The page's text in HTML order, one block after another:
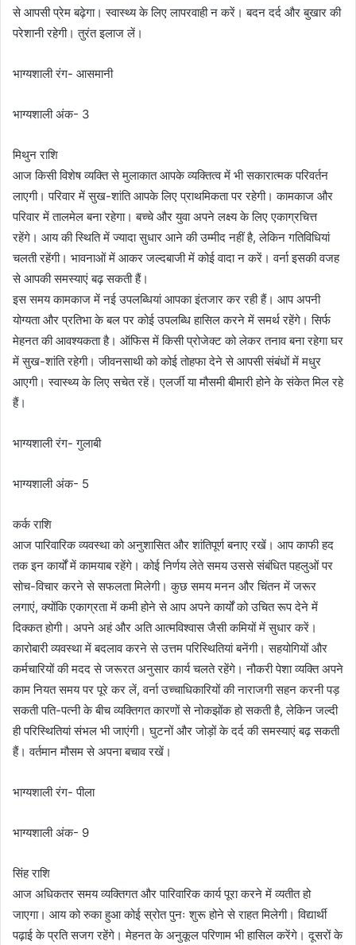
से आपसी प्रेम बढ़ेगा। स्वास्थ्य के लिए लापरवाही न करें। बदन दर्द और बुखार की
परेशानी रहेगी। तुरंत इलाज लें।
भाग्यशाली रंग- आसमानी
भाग्यशाली अंक- 3
मिथुन राशि
आज किसी विशेष व्यक्ति से मुलाकात आपके व्यक्तित्व में भी सकारात्मक परिवर्तन
लाएगी। परिवार में सुख-शांति आपके लिए प्राथमिकता पर रहेगी। कामकाज और
परिवार में तालमेल बना रहेगा। बच्चे और युवा अपने लक्ष्य के लिए एकाग्रचित्त
रहेंगे। आय की स्थिति में ज्यादा सुधार आने की उम्मीद नहीं है, लेकिन गतिविधियां
चलती रहेंगी। भावनाओं में आकर जल्दबाजी में कोई वादा न करें। वर्ना इसकी वजह
से आपकी समस्याएं बढ़ सकती हैं।
इस समय कामकाज में नई उपलब्धियां आपका इंतजार कर रही हैं। आप अपनी
योग्यता और प्रतिभा के बल पर कोई उपलब्धि हासिल करने में समर्थ रहेंगे। सिर्फ
मेहनत की आवश्यकता है। ऑफिस में किसी प्रोजेक्ट को लेकर तनाव बना रहेगा घर
में सुख-शांति रहेगी। जीवनसाथी को कोई तोहफा देने से आपसी संबंधों में मधुर
आएगी। स्वास्थ्य के लिए सचेत रहें। एलर्जी या मौसमी बीमारी होने के संकेत मिल रहे
हैं।
भाग्यशाली रंग- गुलाबी
भाग्यशाली अंक- 5
कर्क राशि
आज पारिवारिक व्यवस्था को अनुशासित और शांतिपूर्ण बनाए रखें। आप काफी हद
तक इन कार्यों में कामयाब रहेंगे। कोई निर्णय लेते समय उससे संबंधित पहलुओं पर
सोच-विचार करने से सफलता मिलेगी। कुछ समय मनन और चिंतन में जरूर
लगाएं, क्योंकि एकाग्रता में कमी होने से आप अपने कार्यों को उचित रूप देने में
दिक्कत होगी। अपने अहं और अति आत्मविश्वास जैसी कमियों में सुधार करें।
कारोबारी व्यवस्था में बदलाव करने से उत्तम परिस्थितियां बनेंगी। सहयोगियों और
कर्मचारियों की मदद से जरूरत अनुसार कार्य चलते रहेंगे। नौकरी पेशा व्यक्ति अपने
काम नियत समय पर पूरे कर लें, वर्ना उच्चाधिकारियों की नाराजगी सहन करनी पड़
सकती पति-पत्नी के बीच व्यक्तिगत कारणों से नोकझोंक हो सकती है, लेकिन जल्दी
ही परिस्थितियां संभल भी जाएंगी। घुटनों और जोड़ों के दर्द की समस्याएं बढ़ सकती
हैं। वर्तमान मौसम से अपना बचाव रखें।
भाग्यशाली रंग- पीला
भाग्यशाली अंक- 9
सिंह राशि
आज अधिकतर समय व्यक्तिगत और पारिवारिक कार्य पूरा करने में व्यतीत हो
जाएगा। आय को रुका हुआ कोई स्रोत पुनः शुरू होने से राहत मिलेगी। विद्यार्थी
पढ़ाई के प्रति सजग रहेंगे। मेहनत के अनुकूल परिणाम भी हासिल करेंगे। दूसरों के